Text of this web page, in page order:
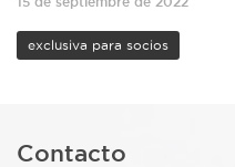
exclusiva para socios
Contacto